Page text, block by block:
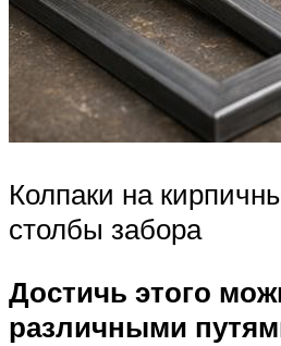
Колпаки на
столбы забора
Достичь этого
различными